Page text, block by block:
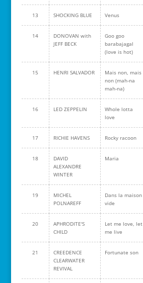
13 SHOCKING BLUE Venus
14
DONOVAN with
JEFF BECK
Goo goo
barabajagal
(love is hot)
15 HENRI SALVADOR
Mais non, mais
non (mah-na
mah-na)
16 LED ZEPPELIN
Whole lotta
love
17 RICHIE HAVENS Rocky racoon
18
DAVID
ALEXANDRE
WINTER
Maria
19
MICHEL
POLNAREFF
Dans la maison
vide
20
APHRODITE'S
CHILD
Let me love, let
me live
21
CREEDENCE
CLEARWATER
REVIVAL
Fortunate son